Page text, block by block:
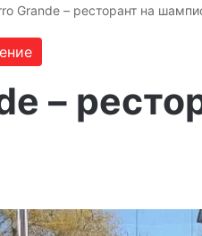
Grande – ресторант на
–